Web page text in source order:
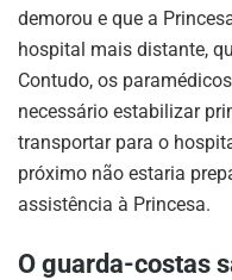
demorou e que a
hospital mais distante,
Contudo, os
necessário estabilizar
transportar para o
próximo não estaria
assistência à Princesa.
O guarda-costas